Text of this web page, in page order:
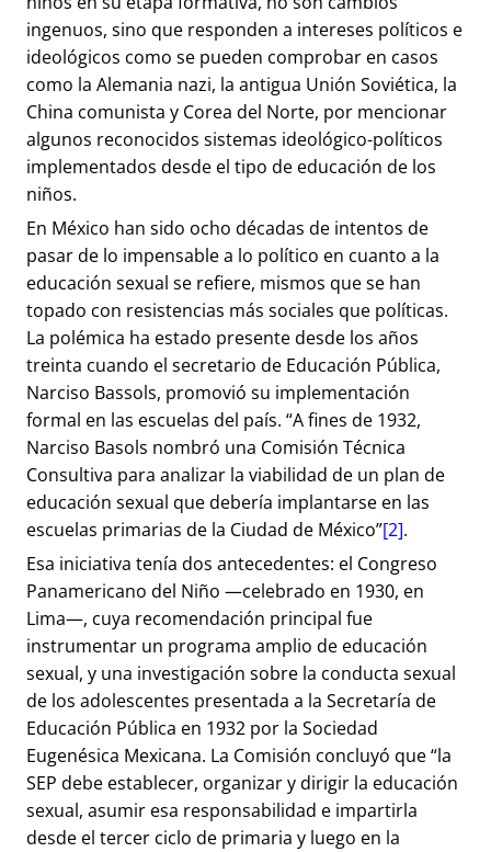
ingenuos, sino que responden a intereses políticos e
ideológicos como se pueden comprobar en casos
como la Alemania nazi, la antigua Unión Soviética, la
China comunista y Corea del Norte, por mencionar
algunos reconocidos sistemas ideológico-políticos
implementados desde el tipo de educación de los
niños.
En México han sido ocho décadas de intentos de
pasar de lo impensable a lo político en cuanto a la
educación sexual se refiere, mismos que se han
topado con resistencias más sociales que políticas.
La polémica ha estado presente desde los años
treinta cuando el secretario de Educación Pública,
Narciso Bassols, promovió su implementación
formal en las escuelas del país. “A fines de 1932,
Narciso Basols nombró una Comisión Técnica
Consultiva para analizar la viabilidad de un plan de
educación sexual que debería implantarse en las
escuelas primarias de la Ciudad de México”[2].
Esa iniciativa tenía dos antecedentes: el Congreso
Panamericano del Niño —celebrado en 1930, en
Lima—, cuya recomendación principal fue
instrumentar un programa amplio de educación
sexual, y una investigación sobre la conducta sexual
de los adolescentes presentada a la Secretaría de
Educación Pública en 1932 por la Sociedad
Eugenésica Mexicana. La Comisión concluyó que “la
SEP debe establecer, organizar y dirigir la educación
sexual, asumir esa responsabilidad e impartirla
desde el tercer ciclo de primaria y luego en la